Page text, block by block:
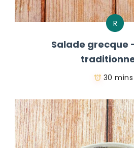
R
Salade grecque
30 mins